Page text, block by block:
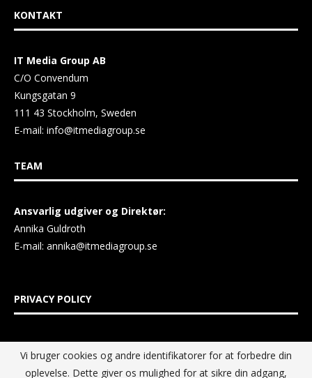
KONTAKT
IT Media Group AB
C/O Convendum
Kungsgatan 9
111 43 Stockholm, Sweden
E-mail: info@itmediagroup.se
TEAM
Ansvarlig udgiver og Direktør:
Annika Guldroth
E-mail: annika@itmediagroup.se
PRIVACY POLICY
IT MEDIA GROUP Data Privacy Policy
Vi bruger cookies og andre identifikatorer for at forbedre din
oplevelse. Dette giver os mulighed for at sikre din adgang,